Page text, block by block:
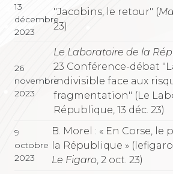
13
décembre
2023
"Jacobins, le retour" (
23)
26
novembre
2023
Le Laboratoire de la
23 Conférence-débat
indivisible face aux
fragmentation" (Le
République, 13 déc. 23)
9
octobre
2023
B. Morel : « En Corse,
la République »
Le Figaro , 2 oct. 23)